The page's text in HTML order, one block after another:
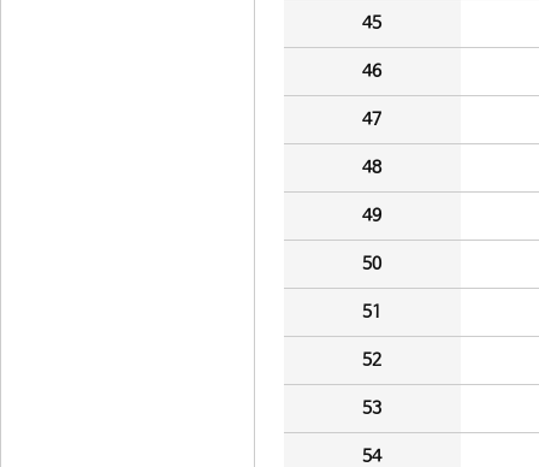
45
46
47
48
49
50
51
52
53
54